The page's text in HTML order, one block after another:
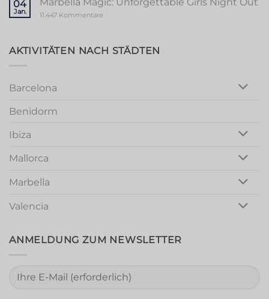
in
Vibrant
04
Jan.
Marbella Magic: Unforgettable Girls Night Out
11.447 Kommentare
Girls
Night
AKTIVITÄTEN NACH STÄDTEN
Barcelona
Benidorm
Ibiza
Mallorca
Marbella
Valencia
ANMELDUNG ZUM NEWSLETTER